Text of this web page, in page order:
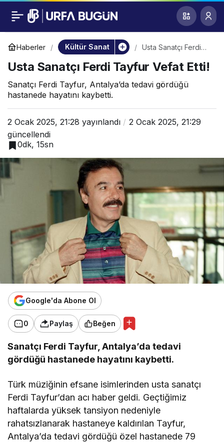
Haberler Kültür Sanat
Usta Sanatçı Ferdi
Usta Sanatçı Ferdi Tayfur Vefat Etti!
Sanatçı Ferdi Tayfur, Antalya’da tedavi gördüğü
hastanede hayatını kaybetti.
2 Ocak 2025, 21:28 yayınlandı
2 Ocak 2025, 21:29
güncellendi
0dk, 15sn
Google'da Abone Ol
0 Paylaş Beğen
Sanatçı Ferdi Tayfur, Antalya’da tedavi
gördüğü hastanede hayatını kaybetti.
Türk müziğinin efsane isimlerinden usta sanatçı
Ferdi Tayfur’dan acı haber geldi. Geçtiğimiz
haftalarda yüksek tansiyon nedeniyle
rahatsızlanarak hastaneye kaldırılan Tayfur,
Antalya’da tedavi gördüğü özel hastanede 79
Usta Sanatçı Ferdi
Tayfur Vefat Etti!
0